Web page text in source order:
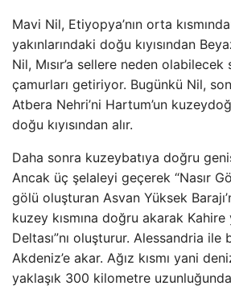
Mavi Nil, Etiyopya’nın orta
yakınlarındaki doğu kıyısından
Nil, Mısır’a sellere neden
çamurları getiriyor. Bugünkü Nil,
Atbera Nehri’ni Hartum’un
doğu kıyısından alır.
Daha sonra kuzeybatıya doğru
Ancak üç şelaleyi geçerek “Nasır
gölü oluşturan Asvan Yüksek
kuzey kısmına doğru akarak Kahire
Deltası”nı oluşturur. Alessandria ile
Akdeniz’e akar. Ağız kısmı yani
yaklaşık 300 kilometre